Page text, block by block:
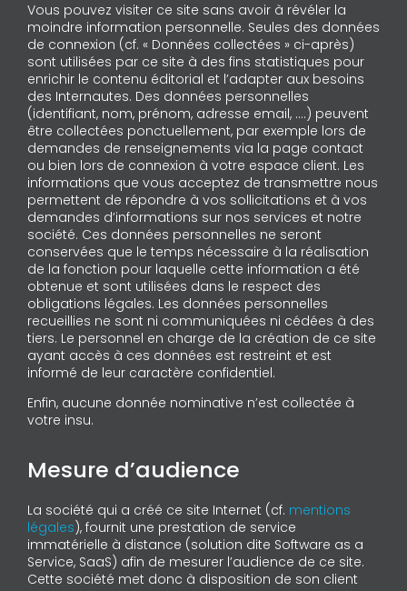
Vous pouvez visiter ce site sans avoir à révéler la
moindre information personnelle. Seules des données
de connexion (cf. « Données collectées » ci-après)
sont utilisées par ce site à des fins statistiques pour
enrichir le contenu éditorial et l’adapter aux besoins
des Internautes. Des données personnelles
(identifiant, nom, prénom, adresse email, ….) peuvent
être collectées ponctuellement, par exemple lors de
demandes de renseignements via la page contact
ou bien lors de connexion à votre espace client. Les
informations que vous acceptez de transmettre nous
permettent de répondre à vos sollicitations et à vos
demandes d’informations sur nos services et notre
société. Ces données personnelles ne seront
conservées que le temps nécessaire à la réalisation
de la fonction pour laquelle cette information a été
obtenue et sont utilisées dans le respect des
obligations légales. Les données personnelles
recueillies ne sont ni communiquées ni cédées à des
tiers. Le personnel en charge de la création de ce site
ayant accès à ces données est restreint et est
informé de leur caractère confidentiel.
Enfin, aucune donnée nominative n’est collectée à
votre insu.
Mesure d’audience
La société qui a créé ce site Internet (cf. mentions
légales), fournit une prestation de service
immatérielle à distance (solution dite Software as a
Service, SaaS) afin de mesurer l’audience de ce site.
Cette société met donc à disposition de son client